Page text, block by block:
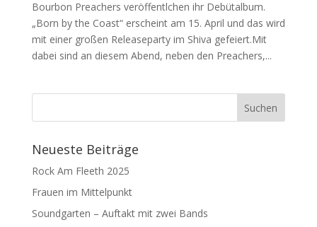
Bourbon Preachers veröffentlchen ihr Debütalbum.
„Born by the Coast“ erscheint am 15. April und das wird
mit einer großen Releaseparty im Shiva gefeiert.Mit
dabei sind an diesem Abend, neben den Preachers,...
Neueste Beiträge
Rock Am Fleeth 2025
Frauen im Mittelpunkt
Soundgarten – Auftakt mit zwei Bands